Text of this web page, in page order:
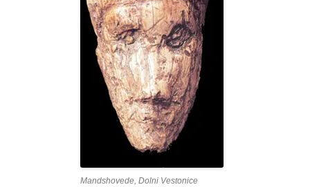
Mandshovede, Dolni Vestonice